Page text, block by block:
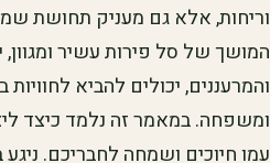
וריחות, אלא גם מעניק תחושת
המושך של סל פירות עשיר
והמרעננים, יכולים להביא
ומשפחה. במאמר זה נלמד כיצד
עמו חיוכים ושמחה לחבריכם.